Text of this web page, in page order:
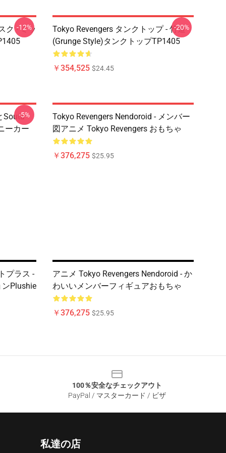
ク - ミッ
-12%
Tokyo Revengers タンクトップ - 竹道
(Grunge Style)タンクトップTP1405
￥354,525 $24.45
-20%
Souta
ーカー
-5%
Tokyo Revengers Nendoroid - メンバー
図アニメ Tokyo Revengers おもちゃ
￥376,275 $25.95
プラス -
Plushie
アニメ Tokyo Revengers Nendoroid - か
わいいメンバーフィギュアおもちゃ
￥376,275 $25.95
100％安全なチェックアウト
PayPal / マスターカード / ビザ
私達の店